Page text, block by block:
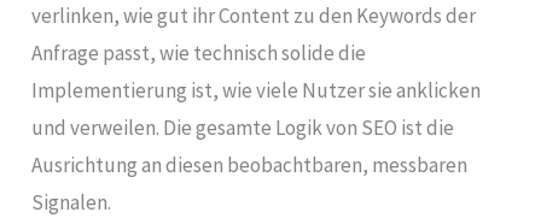
verlinken, wie gut ihr Content zu den Keywords der
Anfrage passt, wie technisch solide die
Implementierung ist, wie viele Nutzer sie anklicken
und verweilen. Die gesamte Logik von SEO ist die
Ausrichtung an diesen beobachtbaren, messbaren
Signalen.